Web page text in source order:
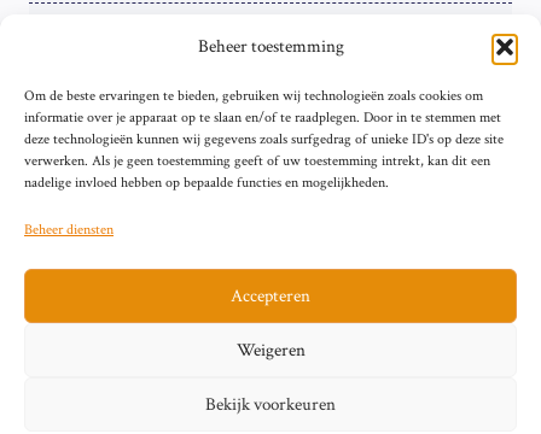
Beheer toestemming
Om de beste ervaringen te bieden, gebruiken wij technologieën zoals cookies om
informatie over je apparaat op te slaan en/of te raadplegen. Door in te stemmen met
deze technologieën kunnen wij gegevens zoals surfgedrag of unieke ID's op deze site
verwerken. Als je geen toestemming geeft of uw toestemming intrekt, kan dit een
nadelige invloed hebben op bepaalde functies en mogelijkheden.
Beheer diensten
Accepteren
Weigeren
Bekijk voorkeuren
ZAKELIJK
Hardnekkige Inflatie bij de ‘Grote Vier’
van de Eurozone
Mei 29, 2026
Sitemap Contact Privacybeleid (EU)
Impressum
Cookiebeleid (EU)